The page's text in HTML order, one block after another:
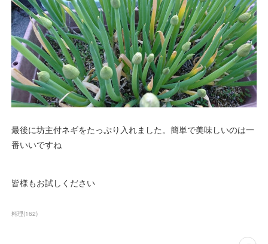
最後に坊主付ネギをたっぷり入れました。簡単で美味しいのは一
番いいですね
皆様もお試しください
料理(162)